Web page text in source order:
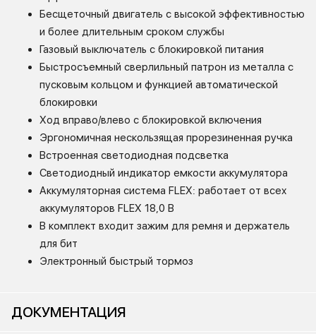
Бесщеточный двигатель с высокой эффективностью
и более длительным сроком службы
Газовый выключатель с блокировкой питания
Быстросъемный сверлильный патрон из металла с
пусковым кольцом и функцией автоматической
блокировки
Ход вправо/влево с блокировкой включения
Эргономичная нескользящая прорезиненная ручка
Встроенная светодиодная подсветка
Светодиодный индикатор емкости аккумулятора
Аккумуляторная система FLEX: работает от всех
аккумуляторов FLEX 18,0 В
В комплект входит зажим для ремня и держатель
для бит
Электронный быстрый тормоз
ДОКУМЕНТАЦИЯ